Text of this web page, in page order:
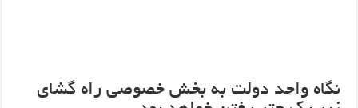
نگاه واحد دولت به بخش خصوصی راه گشای